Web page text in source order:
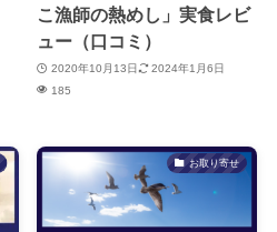
こ漁師の熱めし」実食レビ
ュー（口コミ）
2020年10月13日
2024年1月6日
185
お取り寄せ